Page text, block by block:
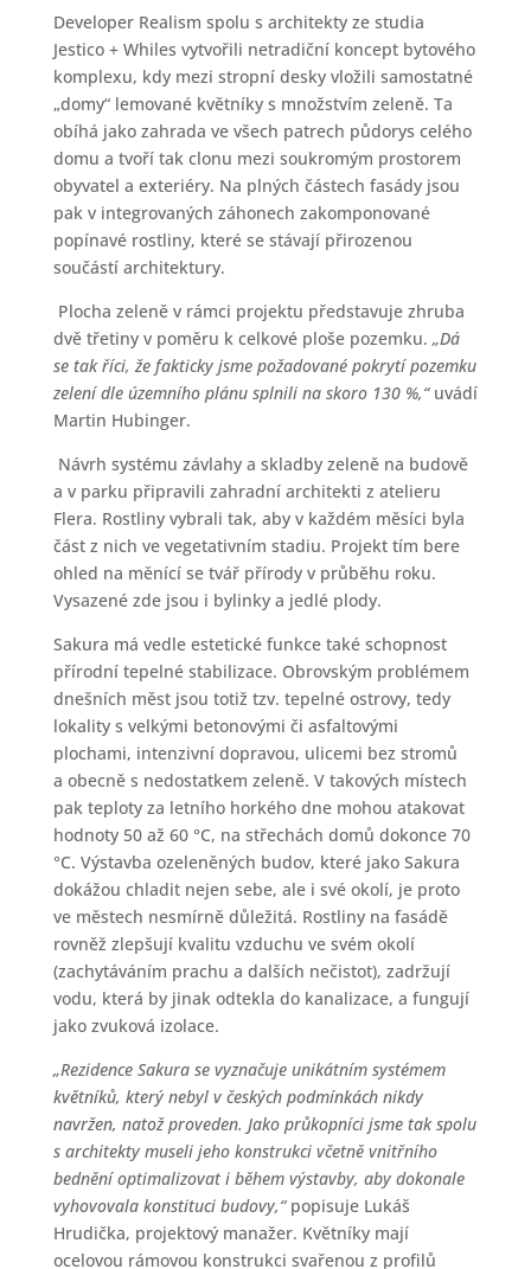
Developer Realism spolu s architekty ze studia
Jestico + Whiles vytvořili netradiční koncept bytového
komplexu, kdy mezi stropní desky vložili samostatné
„domy“ lemované květníky s množstvím zeleně. Ta
obíhá jako zahrada ve všech patrech půdorys celého
domu a tvoří tak clonu mezi soukromým prostorem
obyvatel a exteriéry. Na plných částech fasády jsou
pak v integrovaných záhonech zakomponované
popínavé rostliny, které se stávají přirozenou
součástí architektury.
Plocha zeleně v rámci projektu představuje zhruba
dvě třetiny v poměru k celkové ploše pozemku. „Dá
se tak říci, že fakticky jsme požadované pokrytí pozemku
zelení dle územního plánu splnili na skoro 130 %,“uvádí
Martin Hubinger.
Návrh systému závlahy a skladby zeleně na budově
a v parku připravili zahradní architekti z atelieru
Flera. Rostliny vybrali tak, aby v každém měsíci byla
část z nich ve vegetativním stadiu. Projekt tím bere
ohled na měnící se tvář přírody v průběhu roku.
Vysazené zde jsou i bylinky a jedlé plody.
Sakura má vedle estetické funkce také schopnost
přírodní tepelné stabilizace. Obrovským problémem
dnešních měst jsou totiž tzv. tepelné ostrovy, tedy
lokality s velkými betonovými či asfaltovými
plochami, intenzivní dopravou, ulicemi bez stromů
a obecně s nedostatkem zeleně. V takových místech
pak teploty za letního horkého dne mohou atakovat
hodnoty 50 až 60 °C, na střechách domů dokonce 70
°C. Výstavba ozeleněných budov, které jako Sakura
dokážou chladit nejen sebe, ale i své okolí, je proto
ve městech nesmírně důležitá. Rostliny na fasádě
rovněž zlepšují kvalitu vzduchu ve svém okolí
(zachytáváním prachu a dalších nečistot), zadržují
vodu, která by jinak odtekla do kanalizace, a fungují
jako zvuková izolace.
„Rezidence Sakura se vyznačuje unikátním systémem
květníků, který nebyl v českých podmínkách nikdy
navržen, natož proveden. Jako průkopníci jsme tak spolu
s architekty museli jeho konstrukci včetně vnitřního
bednění optimalizovat i během výstavby, aby dokonale
vyhovovala konstituci budovy,“popisuje Lukáš
Hrudička, projektový manažer. Květníky mají
ocelovou rámovou konstrukci svařenou z profilů